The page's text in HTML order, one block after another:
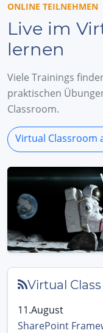
ONLINE TEILNEHMEN
Live im
lernen
Viele Trainings
praktischen
Classroom.
Virtual Classroom
Virtual
11.August
SharePoint